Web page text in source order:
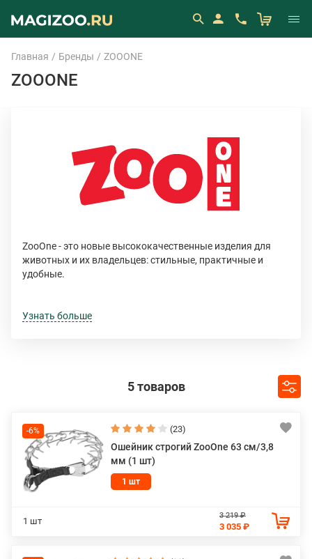
Главная Бренды ZOOONE
ZOOONE
ZooOne - это новые высококачественные изделия для
животных и их владельцев: стильные, практичные и
удобные.
питомцами станут удобными и комфортными,
животных. Применение высококачественных
долговечность.
Узнать больше
5 товаров
-6% (23)
Ошейник строгий ZooOne 63 см/3,8
мм (1 шт)
1 шт
1 шт
3 219 ₽
3 035 ₽